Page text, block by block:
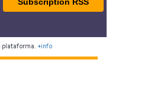
plataforma. +info